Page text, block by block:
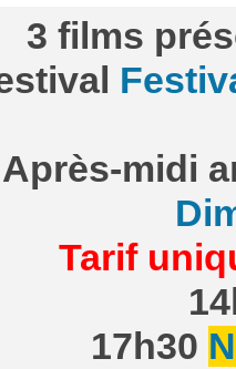
3 films
Après-midi
Tarif
17h30